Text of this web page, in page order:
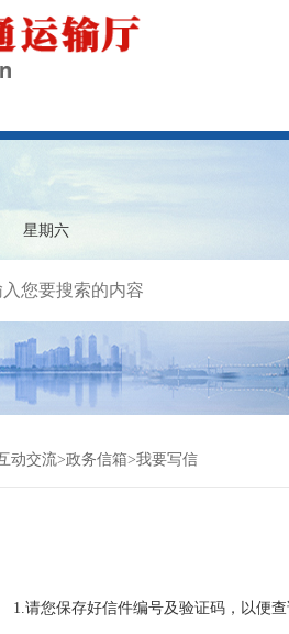
星期六
动交流>政务信箱>我要写信
1.请您保存好信件编号及验证码，以便查